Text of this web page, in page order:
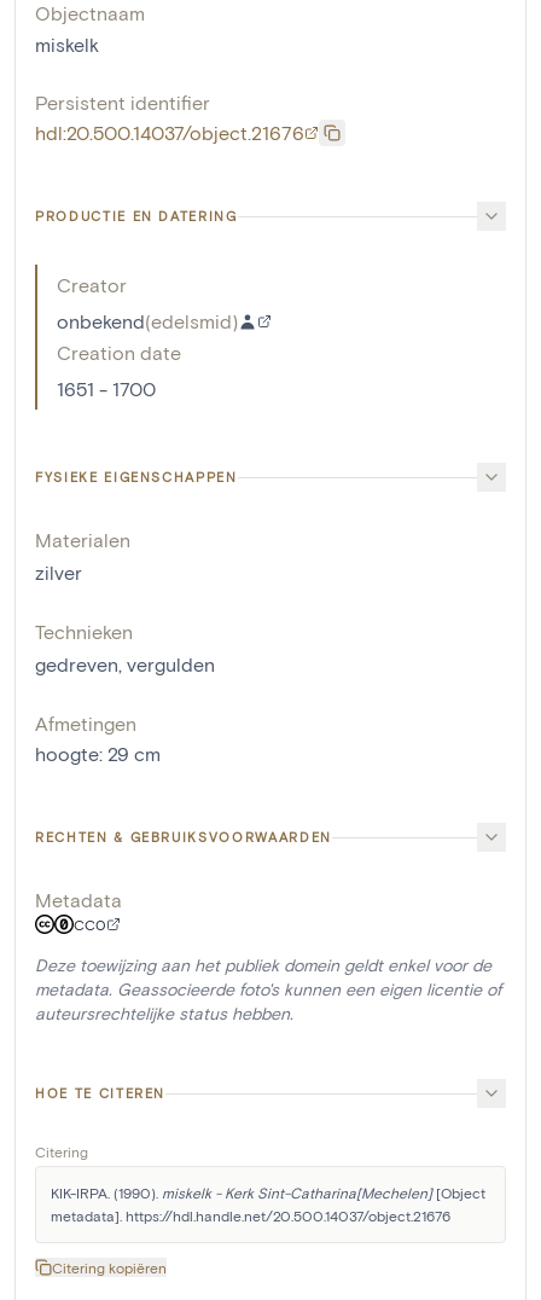
Objectnaam
miskelk
Persistent identifier
hdl:20.500.14037/object.21676
PRODUCTIE EN DATERING
Creator
onbekend(edelsmid)
Creation date
1651 - 1700
FYSIEKE EIGENSCHAPPEN
Materialen
zilver
Technieken
gedreven, vergulden
Afmetingen
hoogte: 29 cm
RECHTEN & GEBRUIKSVOORWAARDEN
Metadata
CC0
Deze toewijzing aan het publiek domein geldt enkel voor de
metadata. Geassocieerde foto's kunnen een eigen licentie of
auteursrechtelijke status hebben.
HOE TE CITEREN
Citering
KIK-IRPA. (1990). miskelk - Kerk Sint-Catharina[Mechelen] [Object
metadata]. https://hdl.handle.net/20.500.14037/object.21676
Citering kopiëren